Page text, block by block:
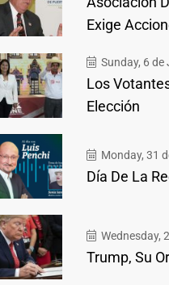
Exige
Sunday, 6 de
Los
Elección
Monday, 31
Día De La
Wednesday,
Trump, Su